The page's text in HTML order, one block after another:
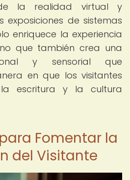
la realidad virtual y
de sistemas
enriquece la experiencia
que también crea una
y sensorial que
en que los visitantes
escritura y la cultura
Fomentar la
del Visitante